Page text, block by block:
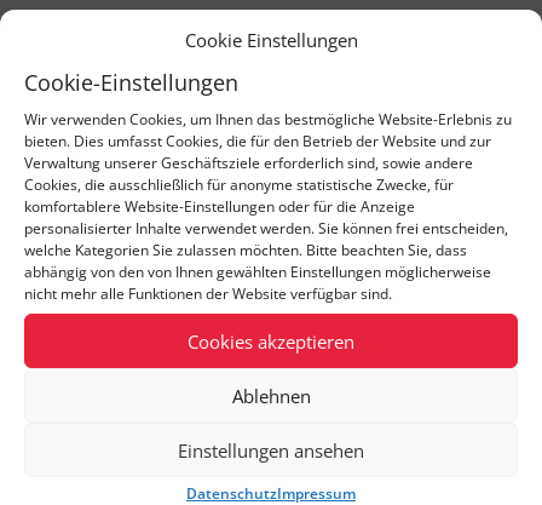
Cookie Einstellungen
Cookie-Einstellungen
Wir verwenden Cookies, um Ihnen das bestmögliche Website-Erlebnis zu
bieten. Dies umfasst Cookies, die für den Betrieb der Website und zur
Verwaltung unserer Geschäftsziele erforderlich sind, sowie andere
Cookies, die ausschließlich für anonyme statistische Zwecke, für
komfortablere Website-Einstellungen oder für die Anzeige
personalisierter Inhalte verwendet werden. Sie können frei entscheiden,
welche Kategorien Sie zulassen möchten. Bitte beachten Sie, dass
abhängig von den von Ihnen gewählten Einstellungen möglicherweise
nicht mehr alle Funktionen der Website verfügbar sind.
Cookies akzeptieren
Ablehnen
Einstellungen ansehen
DatenschutzImpressum
Ihre kostenlose Anmeldung
Webcast Auswahl *
Webcast: „(Hoch)verfügbarkeit für Oracle- und
PostgreSQL-Datenbanken“ 17/09/2026, 14:00 -
15:00 Uhr
Webcast: „APEX – New Features im Überblick“
Webcast: „TEAM-JasperServer als Schritt zu mehr
Sie jetzt wissen müssen“ 03/12/2026, 14:00 - 15:00